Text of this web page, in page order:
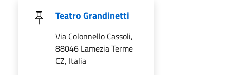
Teatro Grandinetti
Via Colonnello Cassoli,
88046 Lamezia Terme
CZ, Italia